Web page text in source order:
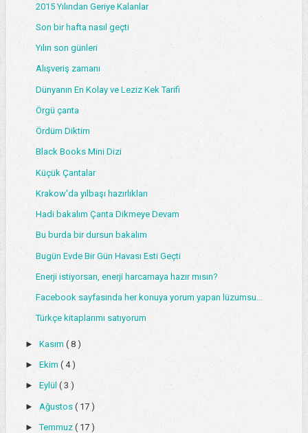
2015 Yılından Geriye Kalanlar
Son bir hafta nasıl geçti
Yılın son günleri
Alışveriş zamanı
Dünyanın En Kolay ve Leziz Kek Tarifi
Örgü çanta
Ördüm Diktim
Black Books Mini Dizi
Küçük Çantalar
Krakow'da yılbaşı hazırlıkları
Hadi bakalım Çanta Dikmeye Devam
Bu burda bir dursun bakalım
Bugün Evde Bir Gün Havası Esti Geçti
Enerji istiyorsan, enerji harcamaya hazır mısın?
Facebook sayfasında her konuya yorum yapan lüzumsu...
Türkçe kitaplarımı satıyorum
► Kasım ( 8 )
► Ekim ( 4 )
► Eylül ( 3 )
► Ağustos ( 17 )
►Temmuz ( 17 )